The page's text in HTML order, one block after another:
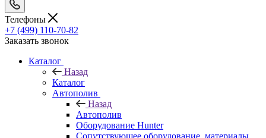
Телефоны
+7 (499) 110-70-82
Заказать звонок
Каталог
Назад
Каталог
Автополив
Назад
Автополив
Оборудование Hunter
Сопутствующее оборудование, материалы